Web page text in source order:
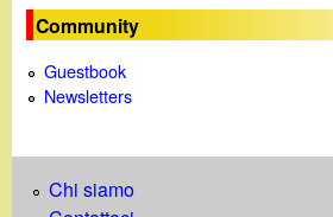
Community
Guestbook
Newsletters
Chi siamo